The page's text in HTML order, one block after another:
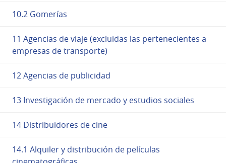
10.2 Gomerías
11 Agencias de viaje (excluidas las pertenecientes a
empresas de transporte)
12 Agencias de publicidad
13 Investigación de mercado y estudios sociales
14 Distribuidores de cine
14.1 Alquiler y distribución de películas